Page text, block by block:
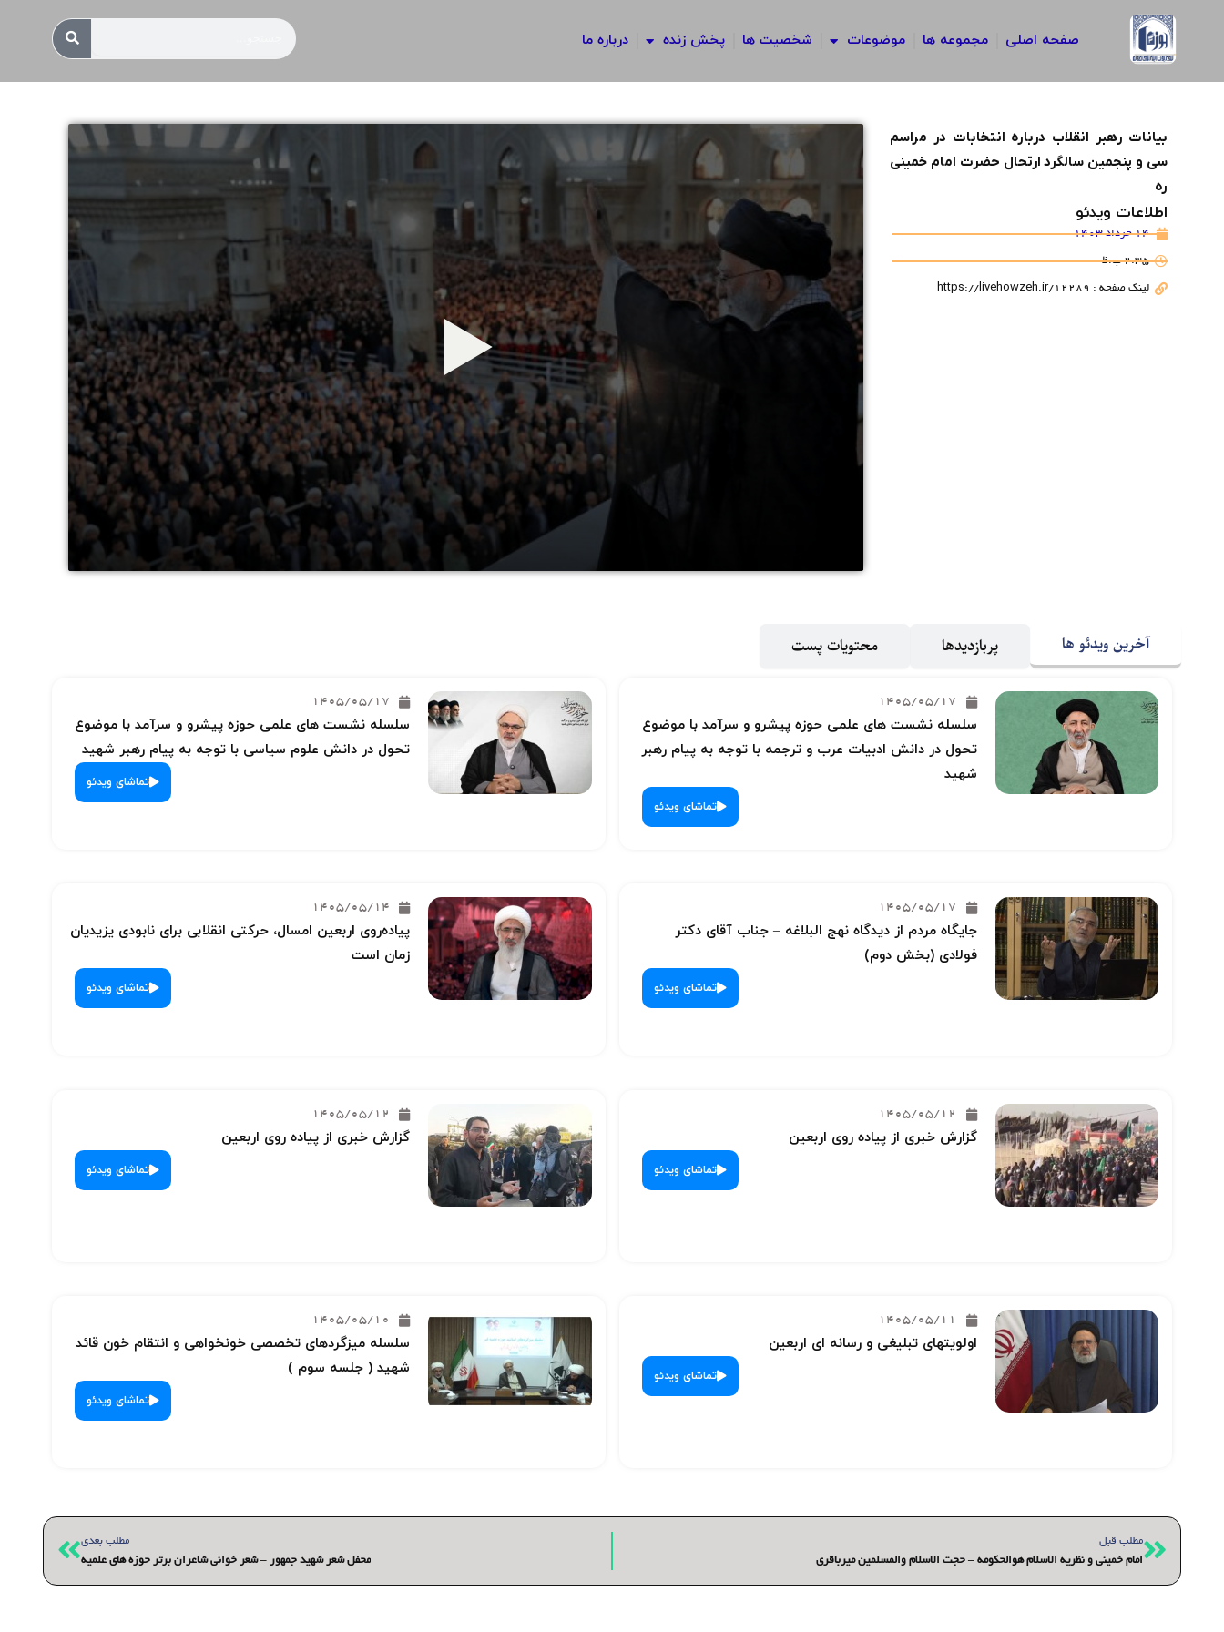
صفحه اصلی مجموعه ها موضوعات شخصیت ها پخش زنده درباره ما
جستجو
بیانات رهبر انقلاب درباره انتخابات در مراسم
سی و پنجمین سالگرد ارتحال حضرت امام خمینی
ره
اطلاعات ویدئو
14 خرداد 1403
2:35 ب.ظ
لینک صفحه : https://livehowzeh.ir/12289
پخش
ویدیو
آخرین ویدئو ها پربازدیدها محتویات پست
1405/05/17
سلسله نشست های علمی حوزه پیشرو و سرآمد با موضوع
تحول در دانش ادبیات عرب و ترجمه با توجه به پیام رهبر
شهید
تماشای ویدئو
1405/05/17
سلسله نشست های علمی حوزه پیشرو و سرآمد با موضوع
تحول در دانش علوم سیاسی با توجه به پیام رهبر شهید
تماشای ویدئو
1405/05/17
جایگاه مردم از دیدگاه نهج البلاغه – جناب آقای دکتر
فولادی (بخش دوم)
تماشای ویدئو
1405/05/14
پیاده‌روی اربعین امسال، حرکتی انقلابی برای نابودی یزیدیان
زمان است
تماشای ویدئو
1405/05/12
گزارش خبری از پیاده روی اربعین
تماشای ویدئو
1405/05/12
گزارش خبری از پیاده روی اربعین
تماشای ویدئو
1405/05/11
اولویتهای تبلیغی و رسانه ای اربعین
تماشای ویدئو
1405/05/10
سلسله میزگردهای تخصصی خونخواهی و انتقام خون قائد
شهید ( جلسه سوم )
تماشای ویدئو
قبلیمطلب قبل
امام خمینی و نظریه الاسلام هوالحکومه – حجت الاسلام والمسلمین میرباقری
مطلب بعدی
محفل شعر شهید جمهور – شعر خوانی شاعران برتر حوزه های علمیه
بعدی